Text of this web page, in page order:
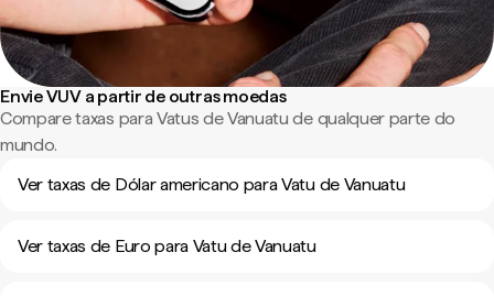
Envie VUV a partir de outras moedas
Compare taxas para Vatus de Vanuatu de qualquer parte do
mundo.
Ver taxas de Dólar americano para Vatu de Vanuatu
Ver taxas de Euro para Vatu de Vanuatu